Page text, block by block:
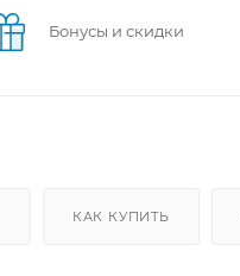
Бонусы и скидки
КАК КУПИТЬ